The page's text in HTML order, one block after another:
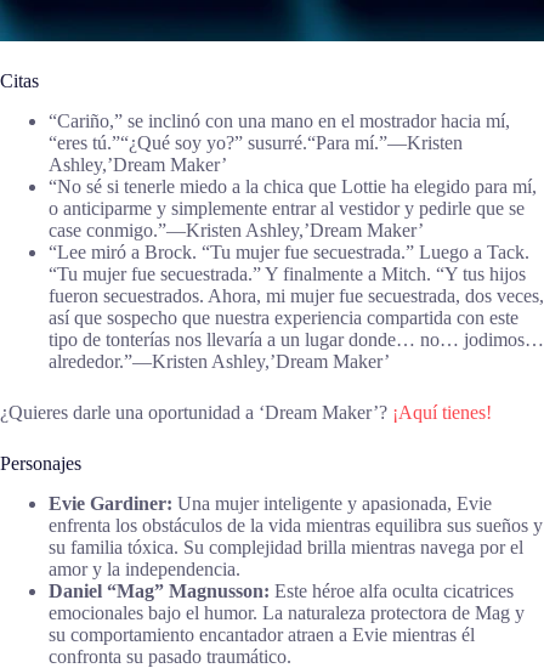
Citas
“Cariño,” se inclinó con una mano en el mostrador hacia mí,
“eres tú.”“¿Qué soy yo?” susurré.“Para mí.”―Kristen
Ashley,’Dream Maker’
“No sé si tenerle miedo a la chica que Lottie ha elegido para mí,
o anticiparme y simplemente entrar al vestidor y pedirle que se
case conmigo.”―Kristen Ashley,’Dream Maker’
“Lee miró a Brock. “Tu mujer fue secuestrada.” Luego a Tack.
“Tu mujer fue secuestrada.” Y finalmente a Mitch. “Y tus hijos
fueron secuestrados. Ahora, mi mujer fue secuestrada, dos veces,
así que sospecho que nuestra experiencia compartida con este
tipo de tonterías nos llevaría a un lugar donde… no… jodimos…
alrededor.”―Kristen Ashley,’Dream Maker’
¿Quieres darle una oportunidad a ‘Dream Maker’? ¡Aquí tienes!
Personajes
Evie Gardiner: Una mujer inteligente y apasionada, Evie
enfrenta los obstáculos de la vida mientras equilibra sus sueños y
su familia tóxica. Su complejidad brilla mientras navega por el
amor y la independencia.
Daniel “Mag” Magnusson: Este héroe alfa oculta cicatrices
emocionales bajo el humor. La naturaleza protectora de Mag y
su comportamiento encantador atraen a Evie mientras él
confronta su pasado traumático.